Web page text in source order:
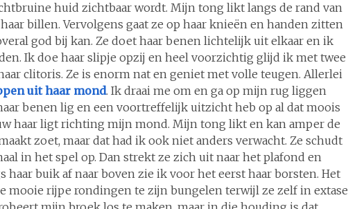
huid zichtbaar wordt. Mijn tong likt langs de rand van
billen. Vervolgens gaat ze op haar knieën en handen zitten
god bij kan. Ze doet haar benen lichtelijk uit elkaar en ik
Ik doe haar slipje opzij en heel voorzichtig glijd ik met twee
clitoris. Ze is enorm nat en geniet met volle teugen. Allerlei
uit haar mond. Ik draai me om en ga op mijn rug liggen
benen lig en een voortreffelijk uitzicht heb op al dat moois
haar ligt richting mijn mond. Mijn tong likt en kan amper de
zoet, maar dat had ik ook niet anders verwacht. Ze schudt
in het spel op. Dan strekt ze zich uit naar het plafond en
buik af naar boven zie ik voor het eerst haar borsten. Het
mooie rijpe rondingen te zijn bungelen terwijl ze zelf in extase